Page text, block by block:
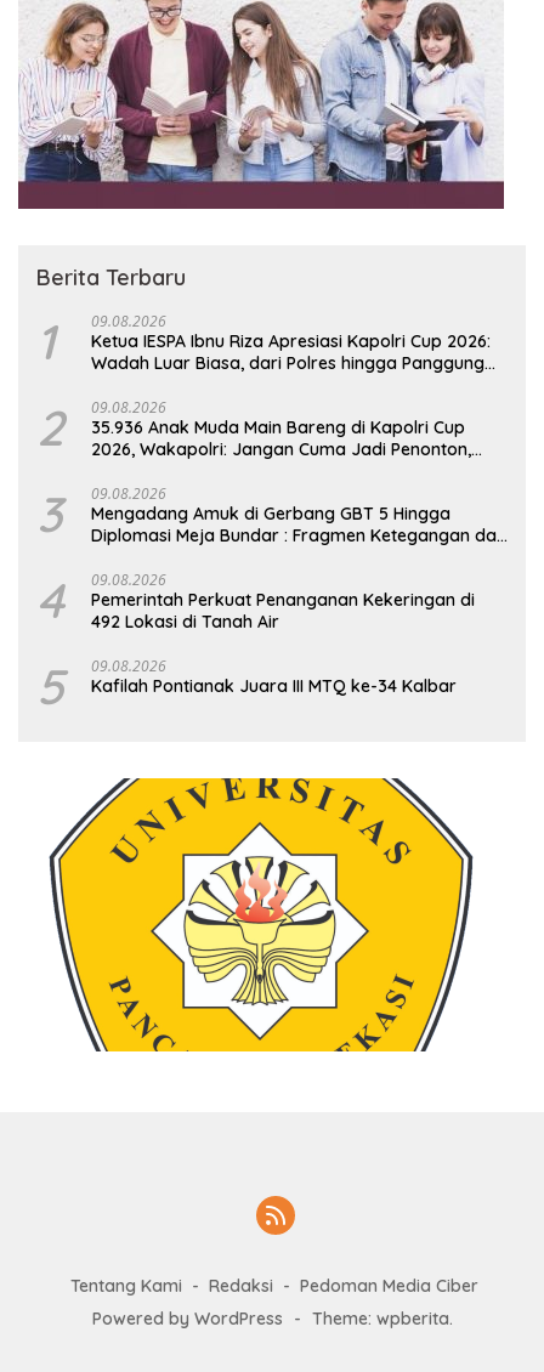
Berita Terbaru
1 09.08.2026
Ketua IESPA Ibnu Riza Apresiasi Kapolri Cup 2026:
Wadah Luar Biasa, dari Polres hingga Panggung
2 09.08.2026
35.936 Anak Muda Main Bareng di Kapolri Cup
2026, Wakapolri: Jangan Cuma Jadi Penonton,
3 09.08.2026
Mengadang Amuk di Gerbang GBT 5 Hingga
Diplomasi Meja Bundar : Fragmen Ketegangan dan
Timah Belitung
4 09.08.2026
Pemerintah Perkuat Penanganan Kekeringan di
492 Lokasi di Tanah Air
5 09.08.2026
Kafilah Pontianak Juara III MTQ ke-34 Kalbar
Tentang Kami Redaksi
Pedoman Media Ciber
Powered by WordPress
- Theme: wpberita.